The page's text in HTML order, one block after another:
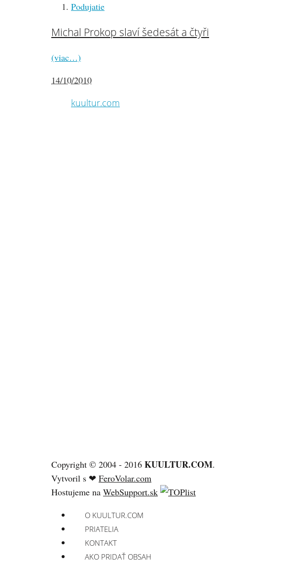
Podujatie
Michal Prokop slaví šedesát a čtyři
(viac…)
14/10/2010
kuultur.com
Copyright © 2004 - 2016 KUULTUR.COM.
Vytvoril s ❤ FeroVolar.com
Hostujeme na WebSupport.sk
O KUULTUR.COM
PRIATELIA
KONTAKT
AKO PRIDAŤ OBSAH